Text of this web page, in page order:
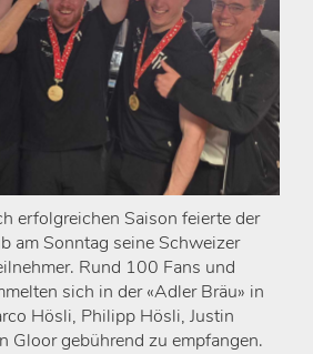
erfolgreichen Saison feierte der
am Sonntag seine Schweizer
Rund 100 Fans und
sich in der «Adler Bräu» in
Hösli, Philipp Hösli, Justin
Gloor gebührend zu empfangen.